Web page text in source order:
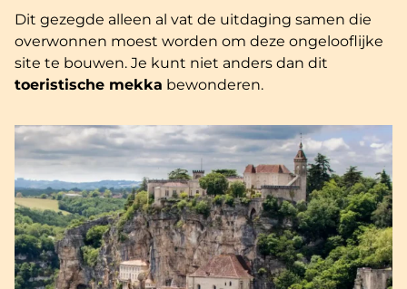
Dit gezegde alleen al vat de uitdaging samen die
overwonnen moest worden om deze ongelooflijke
site te bouwen. Je kunt niet anders dan dit
toeristische mekka bewonderen.